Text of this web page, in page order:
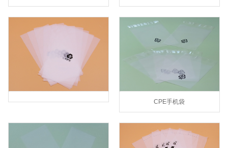
CPE手机袋